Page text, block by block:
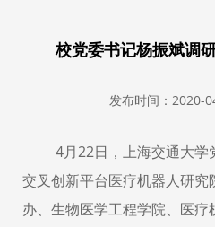
校党委书记杨振斌调
发布时间：2020-
4月22日，上海交通大
交叉创新平台医疗机器人研究
办、生物医学工程学院、医